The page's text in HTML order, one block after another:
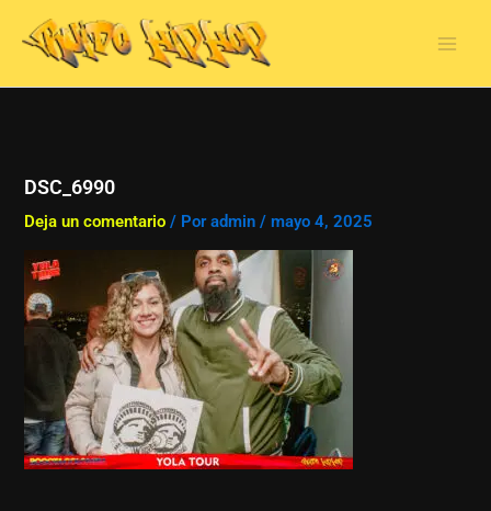
contenido
DSC_6990
Deja un comentario / Poradmin/mayo 4, 2025